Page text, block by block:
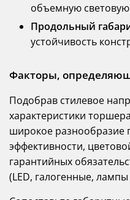
объемную световую
Продольный
устойчивость
Факторы,
Подобрав стилевое
характеристики
широкое разнообразие
эффективности,
гарантийных
(LED, галогенные,